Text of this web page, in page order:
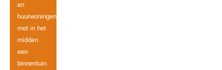
en
huurwoningen
met in het
midden
een
binnentuin